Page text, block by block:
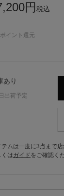
円 税込
ポイント還元
あり
出荷予定
テムは一度に3点まで
くはガイド をご確認く